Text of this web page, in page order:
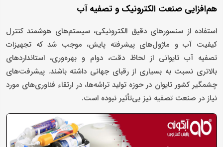
هم‌افزایی صنعت الکترونیک و تصفیه آب
استفاده از سنسورهای دقیق الکترونیکی، سیستم‌های هوشمند کنترل
کیفیت آب و ماژول‌های پیشرفته پایش، موجب شد که تجهیزات
تصفیه آب تایوانی از لحاظ دقت، دوام و بهره‌وری، استانداردهای
بالاتری نسبت به بسیاری از رقبای جهانی داشته باشند. پیشرفت‌های‌
چشمگیر کشور تایوان در حوزه تولید تراشه‌ها، در ارتقاء فناوری‌های مورد
نیاز در صنعت تصفیه نیز بی‌تأثیر نبوده است.